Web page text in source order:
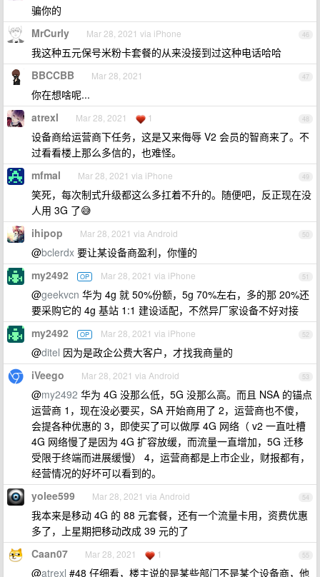
骗你的
46
MrCurly Mar 28, 2021 via iPhone
我这种五元保号米粉卡套餐的从来没接到过这种电话哈哈
47
BBCCBB Mar 28, 2021
你在想啥呢...
48
atrexl Mar 28, 2021 1
设备商给运营商下任务，这是又来侮辱 V2 会员的智商来了。不
过看看楼上那么多信的，也难怪。
49
mfmal Mar 28, 2021 via iPhone
笑死，每次制式升级都这么多扛着不升的。随便吧，反正现在没
人用 3G 了😅
50
ihipop Mar 28, 2021 via Android
@bclerdx 要让某设备商盈利，你懂的
51
my2492 OP Mar 28, 2021 via iPhone
@geekvcn 华为 4g 就 50%份额，5g 70%左右，多的那 20%还
要采购它的 4g 基站 1:1 建设适配，不然异厂家设备不好对接
52
my2492 OP Mar 28, 2021 via iPhone
@ditel 因为是政企公费大客户，才找我商量的
53
iVeego Mar 28, 2021 via Android
@my2492 华为 4G 没那么低，5G 没那么高。而且 NSA 的锚点
运营商 1，现在没必要买，SA 开始商用了 2，运营商也不傻，
会提各种优惠的 3，即使买了可以做厚 4G 网络（ v2 一直吐槽
4G 网络慢了是因为 4G 扩容放缓，而流量一直增加，5G 迁移
受限于终端而进展缓慢） 4，运营商都是上市企业，财报都有，
经营情况的好坏可以看到的。
54
yolee599 Mar 28, 2021 via Android
我本来是移动 4G 的 88 元套餐，还有一个流量卡用，资费优惠
多了，上星期把移动改成 39 元的了
55
Caan07 Mar 28, 2021 1
@atrexl #48 仔细看，楼主说的是某些部门不是某个设备商，他